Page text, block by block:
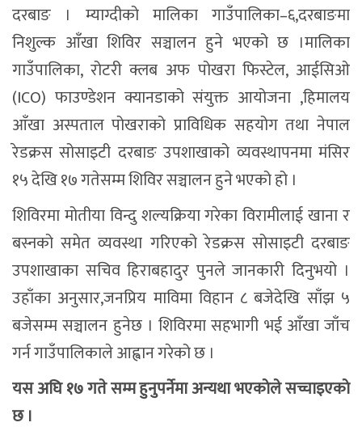
दरबाङ । म्याग्दीको मालिका गाउँपालिका–६,दरबाङमा
निशुल्क आँखा शिविर सञ्चालन हुने भएको छ ।मालिका
गाउँपालिका, रोटरी क्लब अफ पोखरा फिस्टेल, आईसिओ
(ICO) फाउण्डेशन क्यानडाको संयुक्त आयोजना ,हिमालय
आँखा अस्पताल पोखराको प्राविधिक सहयोग तथा नेपाल
रेडक्रस सोसाइटी दरबाङ उपशाखाको व्यवस्थापनमा मंसिर
१५ देखि १७ गतेसम्म शिविर सञ्चालन हुने भएको हो ।
शिविरमा मोतीया विन्दु शल्यक्रिया गरेका विरामीलाई खाना र
बस्नको समेत व्यवस्था गरिएको रेडक्रस सोसाइटी दरबाङ
उपशाखाका सचिव हिराबहादुर पुनले जानकारी दिनुभयो ।
उहाँका अनुसार,जनप्रिय माविमा विहान ८ बजेदेखि साँझ ५
बजेसम्म सञ्चालन हुनेछ । शिविरमा सहभागी भई आँखा जाँच
गर्न गाउँपालिकाले आह्वान गरेको छ ।
यस अघि १७ गते सम्म हुनुपर्नेमा अन्यथा भएकाेले सच्चाइएकाे
छ ।